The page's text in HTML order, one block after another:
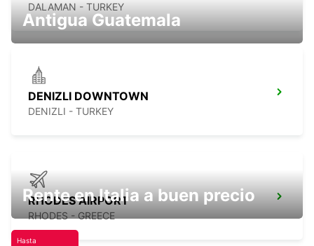
DALAMAN - TURKEY
DENIZLI DOWNTOWN
DENIZLI - TURKEY
RHODES AIRPORT
RHODES - GREECE
Antigua Guatemala
Rente en Italia a buen precio
Hasta